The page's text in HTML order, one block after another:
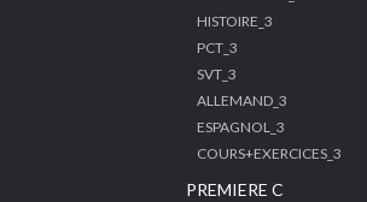
HISTOIRE_3
PCT_3
SVT_3
ALLEMAND_3
ESPAGNOL_3
COURS+EXERCICES_3
PREMIERE C